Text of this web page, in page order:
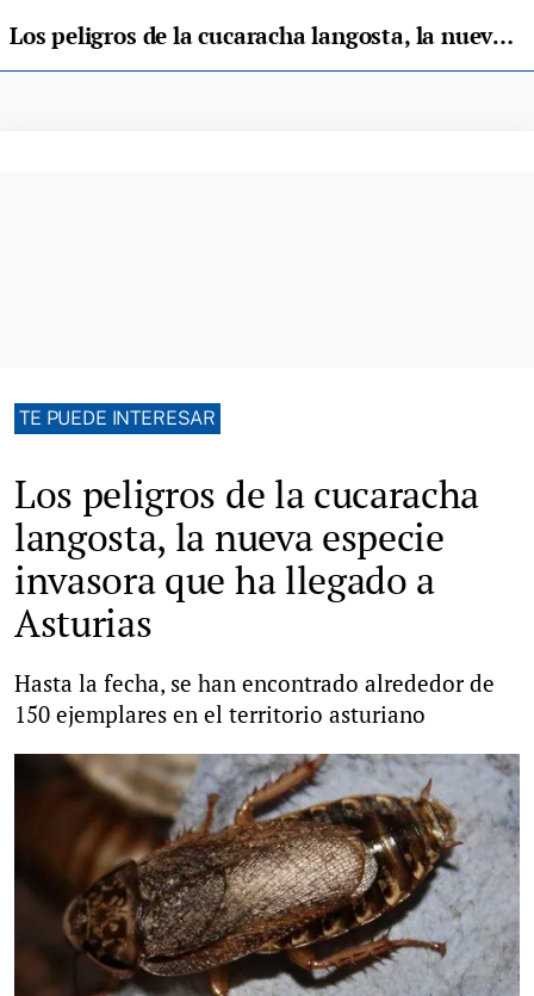
Los peligros de la cucaracha langosta, la nueva especie invasora que ha llegado a Asturias
TE PUEDE INTERESAR
Los peligros de la cucaracha
langosta, la nueva especie
invasora que ha llegado a
Asturias
Hasta la fecha, se han encontrado alrededor de
150 ejemplares en el territorio asturiano